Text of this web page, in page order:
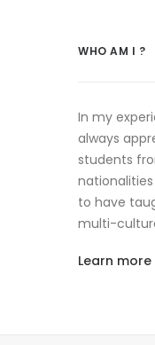
WHO AM I ?
In my
always
students
to have
multi-
Learn